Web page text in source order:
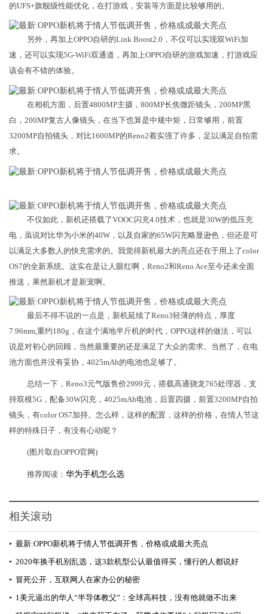
的UFS+旗舰级性能优化，在打游戏，安装等方面是比较够用的。
另外，再加上OPPO自研的Link Boost2.0，不仅可以实现双WiFi加
速，还可以实现5G-WiFi双通道，再加上OPPO自研的游戏加速，打游戏应
该会有不错的体验。
在相机方面，后置4800MP主摄，800MP长焦微距镜头，200MP黑
白，200MP复古人像镜头，在当下也算是中规中矩，日常够用，前置
3200MP自拍镜头，对比1600MP的Reno2着实强了许多，足以满足自拍需
求。
不仅如此，新机还搭载了VOOC闪充4.0技术，也就是30W的低压充
电，虽说对比华为小米的40W，以及自家的65W闪充略显逊色，但还是可
以满足大多数人的快充需求的。我觉得新机最大的亮点还在于用上了color
OS7的全新系统。这实在是让人眼红啊，Reno2和Reno Ace至今还未全面
推送，果然新机才是新宠啊。
最后不得不说的一点是，新机延续了Reno3轻薄的特点，厚度
7.96mm,重约180g，在这个满地半斤机的时代，OPPO这样的做法，可以
说是对初心的回顾，当然最重要的还是满足了大众的需求。当然了，在电
池方面也并没有妥协，4025mAh的电池也足够了。
总结一下，Reno3元气版售价2999元，搭载高通骁龙765处理器，支
持双模5G，配备30W闪充，4025mAh电池，后置四摄，前置3200MP自拍
镜头，有color OS7加持。怎么样，这样的配置，这样的价格，在情人节这
样的特殊日子，有没有心动呢？
(图片取自OPPO官网)
推荐阅读： 华为手机怎么选
相关滚动
▪ 最新:OPPO新机将于情人节低调开售，价格或成最大亮点
▪ 2020年换手机别乱选，这3款机型公认最值得买，懂行的人都说好
▪ 冒死公开，互联网人在家办公的秘密
▪ 1美元逼出的华人“半导体教父”：全球高科技，没有他就做不出来